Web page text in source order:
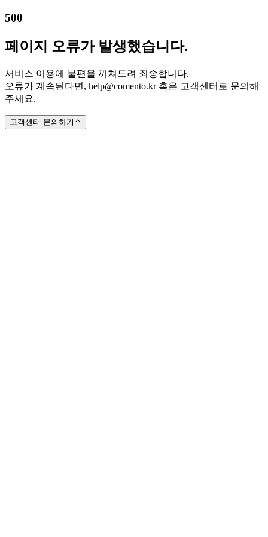
500
페이지 오류가 발생했습니다.
서비스 이용에 불편을 끼쳐드려 죄송합니다.
오류가 계속된다면, help@comento.kr 혹은 고객센터로 문의해
주세요.
고객센터 문의하기